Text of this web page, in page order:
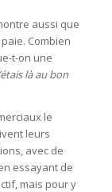
aussi que
Combien
t-on une
là au bon
le
leurs
avec de
essayant de
mais pour y